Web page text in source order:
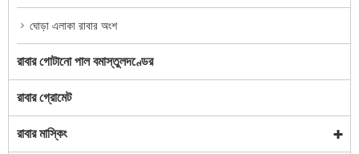
ঘোড়া এলাকা রাবার অংশ
রাবার গোটানো পাল বমাস্তুলদণ্ডের
রাবার গ্রোমেট
রাবার মাস্কিং